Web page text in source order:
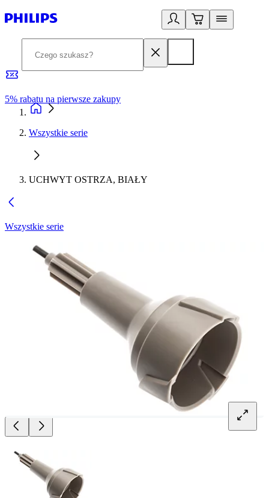
5% rabatu na pierwsze zakupy
Wszystkie serie
UCHWYT OSTRZA, BIAŁY
Wszystkie serie